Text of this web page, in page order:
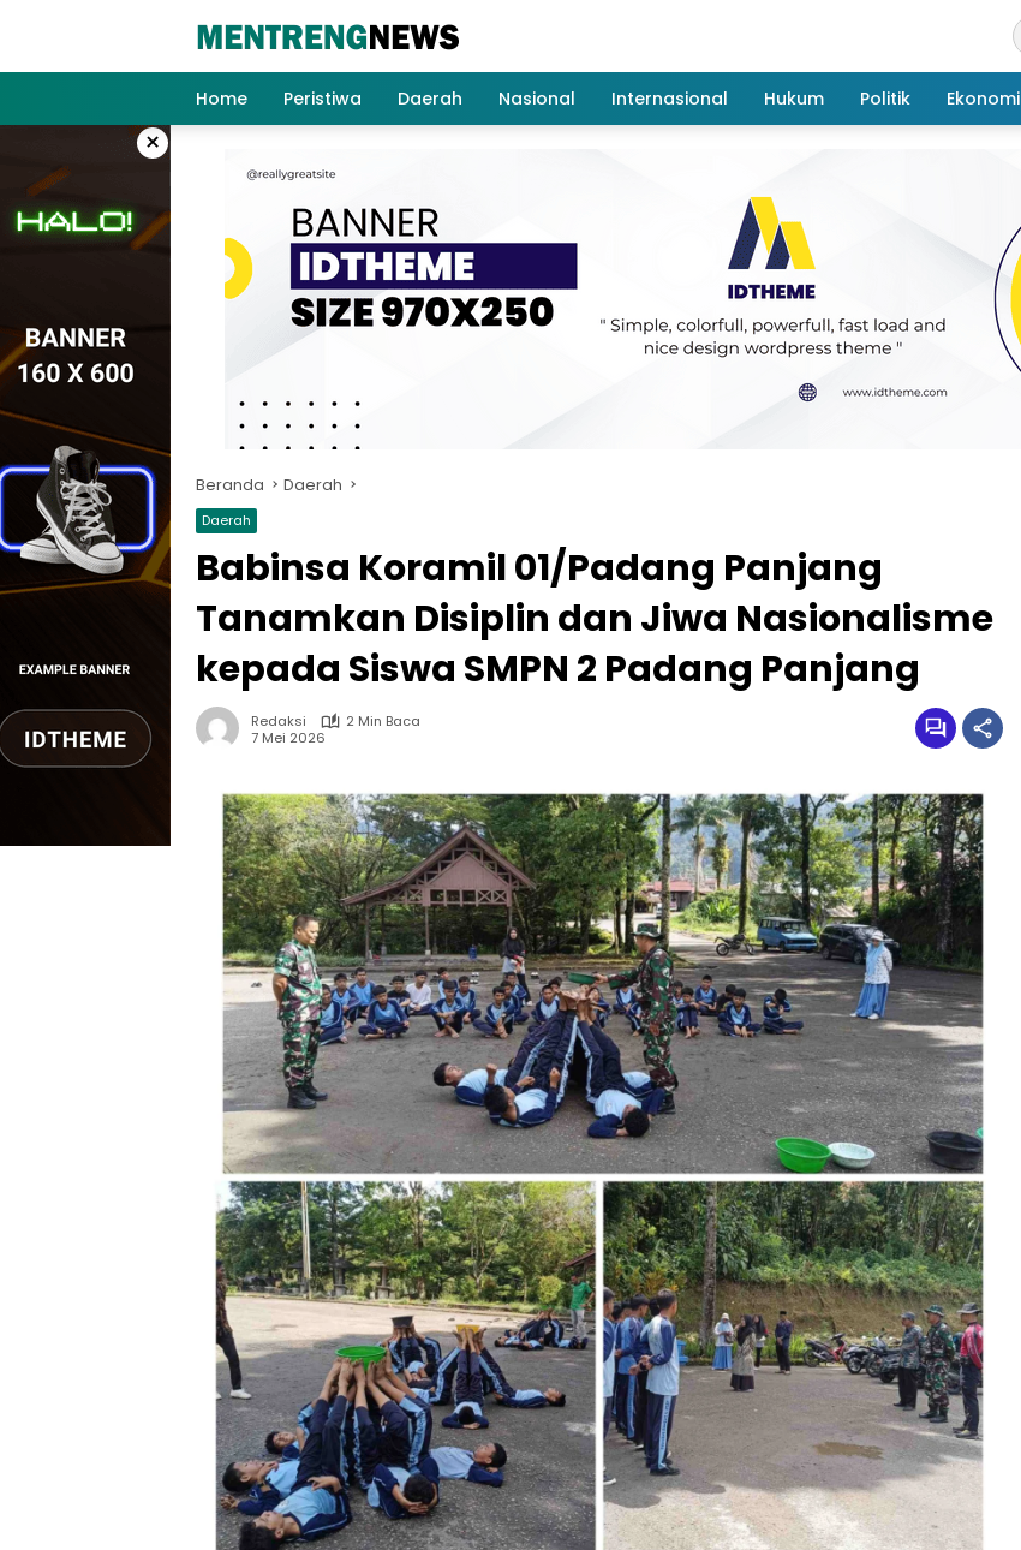
Home
Peristiwa Daerah Nasional Internasional Hukum Politik Ekonomi
×
Beranda Daerah
Daerah
Babinsa Koramil 01/Padang Panjang
Tanamkan Disiplin dan Jiwa Nasionalisme
kepada Siswa SMPN 2 Padang Panjang
Redaksi
2 Min Baca
7 Mei 2026